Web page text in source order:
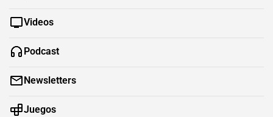
Videos
Podcast
Newsletters
Juegos